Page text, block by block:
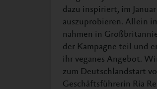
dazu inspiriert, im
auszuprobieren. Allein
nahmen in
der Kampagne teil
und
ihr veganes Angebot
.
Deutschlandstart
Geschäftsführerin Ria